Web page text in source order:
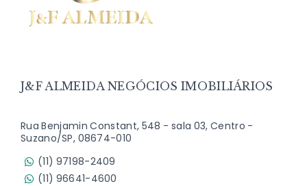
J&F ALMEIDA NEGÓCIOS IMOBILIÁRIOS
Rua Benjamin Constant, 548 - sala 03, Centro -
Suzano/SP, 08674-010
(11) 97198-2409
(11) 96641-4600